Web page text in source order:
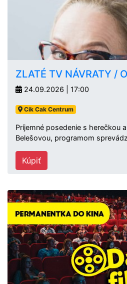
ZLATÉ TV NÁVRATY /
24.09.2026 | 17:00
Cik Cak Centrum
Príjemné posedenie s herečkou
Belešovou, programom
Kúpiť